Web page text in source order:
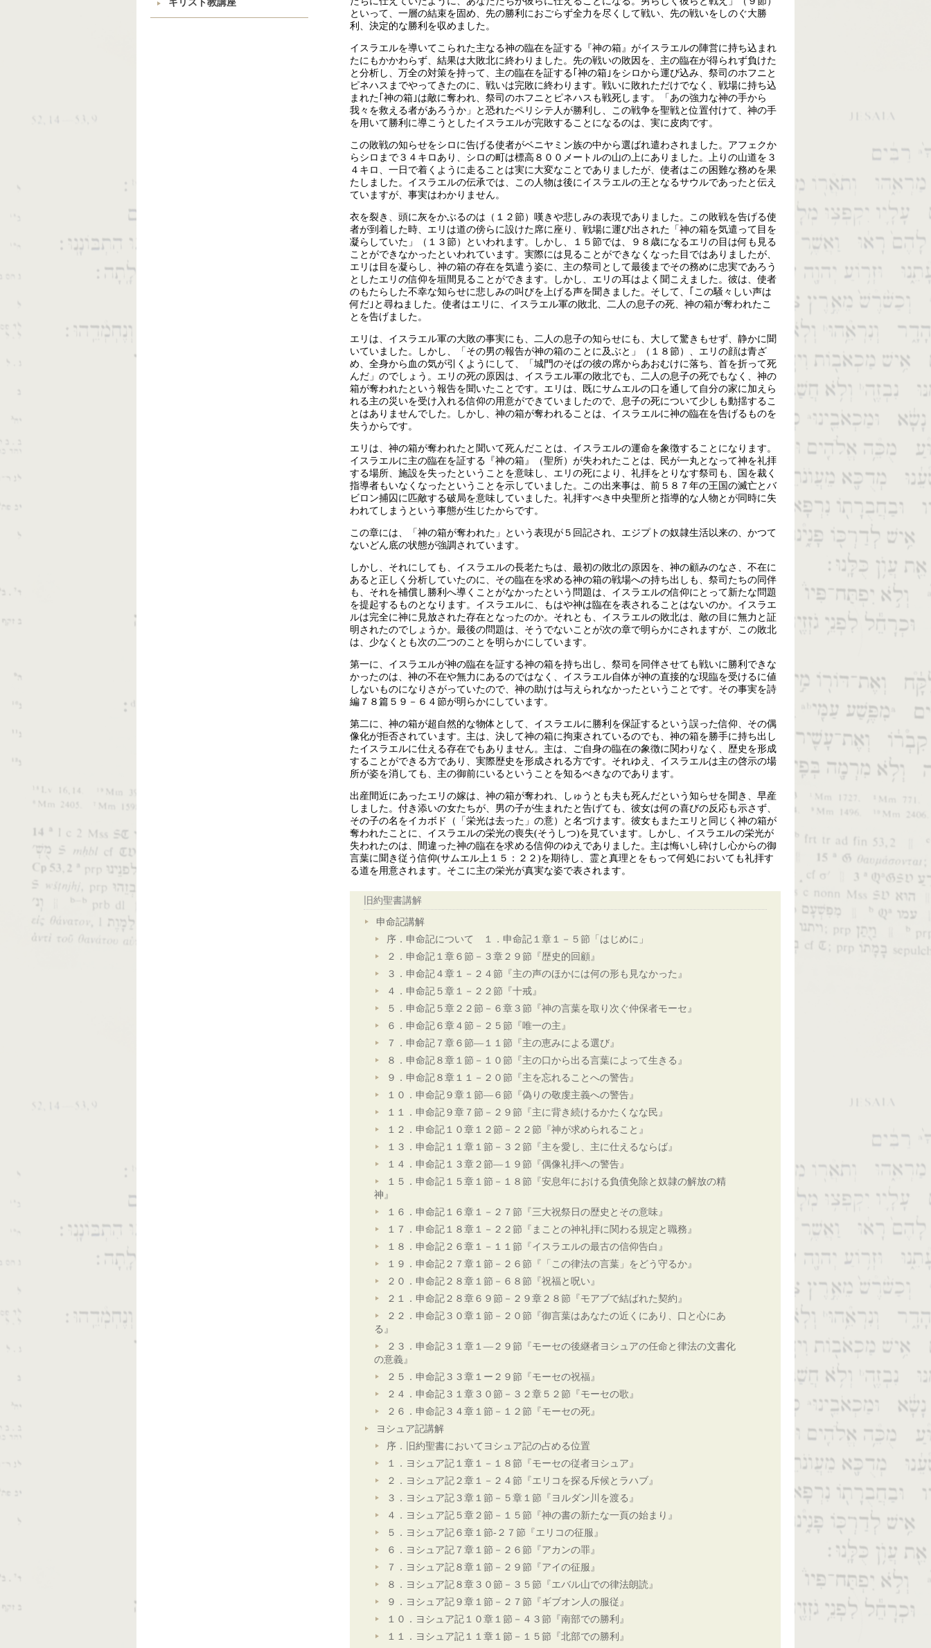
キリスト教講座
といって、一層の結束を固め、先の勝利におごらず全力を尽くして戦い、先の戦いをしのぐ大勝
利、決定的な勝利を収めました。
イスラエルを導いてこられた主なる神の臨在を証する『神の箱』がイスラエルの陣営に持ち込まれ
たにもかかわらず、結果は大敗北に終わりました。先の戦いの敗因を、主の臨在が得られず負けた
と分析し、万全の対策を持って、主の臨在を証する｢神の箱｣をシロから運び込み、祭司のホフニと
ピネハスまでやってきたのに、戦いは完敗に終わります。戦いに敗れただけでなく、戦場に持ち込
まれた｢神の箱｣は敵に奪われ、祭司のホフニとピネハスも戦死します。「あの強力な神の手から
我々を救える者があろうか」と恐れたペリシテ人が勝利し、この戦争を聖戦と位置付けて、神の手
を用いて勝利に導こうとしたイスラエルが完敗することになるのは、実に皮肉です。
この敗戦の知らせをシロに告げる使者がベニヤミン族の中から選ばれ遣わされました。アフェクか
らシロまで３４キロあり、シロの町は標高８００メートルの山の上にありました。上りの山道を３
４キロ、一日で着くように走ることは実に大変なことでありましたが、使者はこの困難な務めを果
たしました。イスラエルの伝承では、この人物は後にイスラエルの王となるサウルであったと伝え
ていますが、事実はわかりません。
衣を裂き、頭に灰をかぶるのは（１２節）嘆きや悲しみの表現でありました。この敗戦を告げる使
者が到着した時、エリは道の傍らに設けた席に座り、戦場に運び出された「神の箱を気遣って目を
凝らしていた」（１３節）といわれます。しかし、１５節では、９８歳になるエリの目は何も見る
ことができなかったといわれています。実際には見ることができなくなった目ではありましたが、
エリは目を凝らし、神の箱の存在を気遣う姿に、主の祭司として最後までその務めに忠実であろう
としたエリの信仰を垣間見ることができます。しかし、エリの耳はよく聞こえました。彼は、使者
のもたらした不幸な知らせに悲しみの叫びを上げる声を聞きました。そして、｢この騒々しい声は
何だ｣と尋ねました。使者はエリに、イスラエル軍の敗北、二人の息子の死、神の箱が奪われたこ
とを告げました。
エリは、イスラエル軍の大敗の事実にも、二人の息子の知らせにも、大して驚きもせず、静かに聞
いていました。しかし、「その男の報告が神の箱のことに及ぶと」（１８節）、エリの顔は青ざ
め、全身から血の気が引くようにして、「城門のそばの彼の席からあおむけに落ち、首を折って死
んだ」のでしょう。エリの死の原因は、イスラエル軍の敗北でも、二人の息子の死でもなく、神の
箱が奪われたという報告を聞いたことです。エリは、既にサムエルの口を通して自分の家に加えら
れる主の災いを受け入れる信仰の用意ができていましたので、息子の死について少しも動揺するこ
とはありませんでした。しかし、神の箱が奪われることは、イスラエルに神の臨在を告げるものを
失うからです。
エリは、神の箱が奪われたと聞いて死んだことは、イスラエルの運命を象徴することになります。
イスラエルに主の臨在を証する『神の箱』（聖所）が失われたことは、民が一丸となって神を礼拝
する場所、施設を失ったということを意味し、エリの死により、礼拝をとりなす祭司も、国を裁く
指導者もいなくなったということを示していました。この出来事は、前５８７年の王国の滅亡とバ
ビロン捕囚に匹敵する破局を意味していました。礼拝すべき中央聖所と指導的な人物とが同時に失
われてしまうという事態が生じたからです。
この章には、「神の箱が奪われた」という表現が５回記され、エジプトの奴隷生活以来の、かつて
ないどん底の状態が強調されています。
しかし、それにしても、イスラエルの長老たちは、最初の敗北の原因を、神の顧みのなさ、不在に
あると正しく分析していたのに、その臨在を求める神の箱の戦場への持ち出しも、祭司たちの同伴
も、それを補償し勝利へ導くことがなかったという問題は、イスラエルの信仰にとって新たな問題
を提起するものとなります。イスラエルに、もはや神は臨在を表されることはないのか。イスラエ
ルは完全に神に見放された存在となったのか。それとも、イスラエルの敗北は、敵の目に無力と証
明されたのでしょうか。最後の問題は、そうでないことが次の章で明らかにされますが、この敗北
は、少なくとも次の二つのことを明らかにしています。
第一に、イスラエルが神の臨在を証する神の箱を持ち出し、祭司を同伴させても戦いに勝利できな
かったのは、神の不在や無力にあるのではなく、イスラエル自体が神の直接的な現臨を受けるに値
しないものになりさがっていたので、神の助けは与えられなかったということです。その事実を詩
編７８篇５９－６４節が明らかにしています。
第二に、神の箱が超自然的な物体として、イスラエルに勝利を保証するという誤った信仰、その偶
像化が拒否されています。主は、決して神の箱に拘束されているのでも、神の箱を勝手に持ち出し
たイスラエルに仕える存在でもありません。主は、ご自身の臨在の象徴に関わりなく、歴史を形成
することができる方であり、実際歴史を形成される方です。それゆえ、イスラエルは主の啓示の場
所が姿を消しても、主の御前にいるということを知るべきなのであります。
出産間近にあったエリの嫁は、神の箱が奪われ、しゅうとも夫も死んだという知らせを聞き、早産
しました。付き添いの女たちが、男の子が生まれたと告げても、彼女は何の喜びの反応も示さず、
その子の名をイカボド（「栄光は去った」の意）と名づけます。彼女もまたエリと同じく神の箱が
奪われたことに、イスラエルの栄光の喪失(そうしつ)を見ています。しかし、イスラエルの栄光が
失われたのは、間違った神の臨在を求める信仰のゆえでありました。主は悔いし砕けし心からの御
言葉に聞き従う信仰(サムエル上１５：２２)を期待し、霊と真理とをもって何処においても礼拝す
る道を用意されます。そこに主の栄光が真実な姿で表されます。
旧約聖書講解
申命記講解
序．申命記について １．申命記１章１－５節「はじめに」
２．申命記１章６節－３章２９節『歴史的回顧』
３．申命記４章１－２４節『主の声のほかには何の形も見なかった』
４．申命記５章１－２２節『十戒』
５．申命記５章２２節－６章３節『神の言葉を取り次ぐ仲保者モーセ』
６．申命記６章４節－２５節『唯一の主』
７．申命記７章６節―１１節『主の恵みによる選び』
８．申命記８章１節－１０節『主の口から出る言葉によって生きる』
９．申命記８章１１－２０節『主を忘れることへの警告』
１０．申命記９章１節―６節『偽りの敬虔主義への警告』
１１．申命記９章７節－２９節『主に背き続けるかたくなな民』
１２．申命記１０章１２節－２２節『神が求められること』
１３．申命記１１章１節－３２節『主を愛し、主に仕えるならば』
１４．申命記１３章２節―１９節『偶像礼拝への警告』
１５．申命記１５章１節－１８節『安息年における負債免除と奴隷の解放の精
神』
１６．申命記１６章１－２７節『三大祝祭日の歴史とその意味』
１７．申命記１８章１－２２節『まことの神礼拝に関わる規定と職務』
１８．申命記２６章１－１１節『イスラエルの最古の信仰告白』
１９．申命記２７章１節－２６節『「この律法の言葉」をどう守るか』
２０．申命記２８章１節－６８節『祝福と呪い』
２１．申命記２８章６９節－２９章２８節『モアブで結ばれた契約』
２２．申命記３０章１節－２０節『御言葉はあなたの近くにあり、口と心にあ
る』
２３．申命記３１章１―２９節『モーセの後継者ヨシュアの任命と律法の文書化
の意義』
２５．申命記３３章１ー２９節『モーセの祝福』
２４．申命記３１章３０節－３２章５２節『モーセの歌』
２６．申命記３４章１節－１２節『モーセの死』
ヨシュア記講解
序．旧約聖書においてヨシュア記の占める位置
１．ヨシュア記１章１－１８節『モーセの従者ヨシュア』
２．ヨシュア記２章１－２４節『エリコを探る斥候とラハブ』
３．ヨシュア記３章１節－５章１節『ヨルダン川を渡る』
４．ヨシュア記５章２節－１５節『神の書の新たな一頁の始まり』
５．ヨシュア記６章１節-２７節『エリコの征服』
６．ヨシュア記７章１節－２６節『アカンの罪』
７．ヨシュア記８章１節－２９節『アイの征服』
８．ヨシュア記８章３０節－３５節『エバル山での律法朗読』
９．ヨシュア記９章１節－２７節『ギブオン人の服従』
１０．ヨシュア記１０章１節－４３節『南部での勝利』
１１．ヨシュア記１１章１節－１５節『北部での勝利』